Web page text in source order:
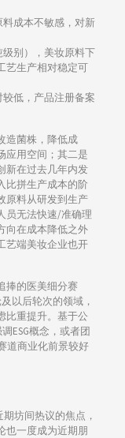
成本不敏感，对新
别），美妆原料下
艺生产相对稳定可
低，产品注册备案
造菌株，降低成
应用空间；其二是
新在过去几年内发
比拼生产成本的阶
原料从研发到生产
员无法快速/准确理
向在成本降低之外
艺端美妆企业也开
捧的医美细分赛
以后轮次的领域，
比重提升。基于公
ESG概念，或者团
道商业化前景较好
坊间热议的焦点，
也一度成为近期朋